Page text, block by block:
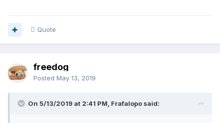
Quote
freedog
Posted May 13, 2019
On 5/13/2019 at 2:41 PM, Frafalopo said: